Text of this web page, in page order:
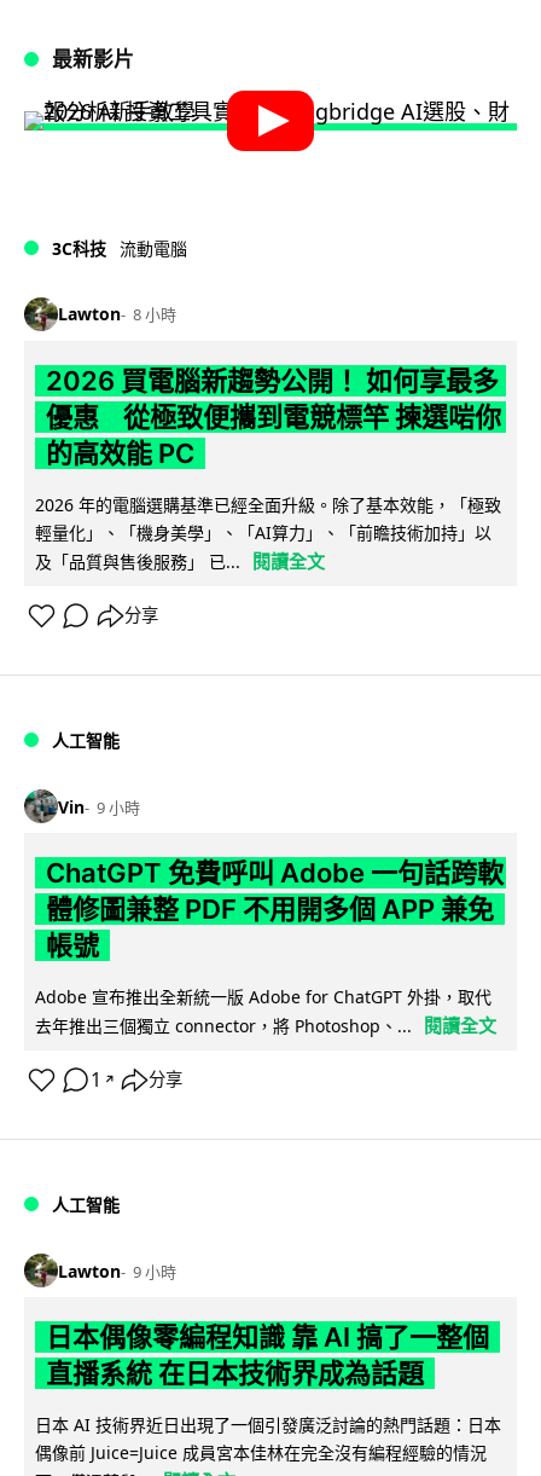
最新影片
3C科技 流動電腦
Lawton 8 小時
2026 買電腦新趨勢公開！ 如何享最多
優惠 從極致便攜到電競標竿 揀選啱你
的高效能 PC
2026 年的電腦選購基準已經全面升級。除了基本效能，「極致
輕量化」、「機身美學」、「AI算力」、「前瞻技術加持」以
及「品質與售後服務」 已...
閱讀全文
分享
人工智能
Vin 9 小時
ChatGPT 免費呼叫 Adobe 一句話跨軟
體修圖兼整 PDF 不用開多個 APP 兼免
帳號
Adobe 宣布推出全新統一版 Adobe for ChatGPT 外掛，取代
去年推出三個獨立 connector，將 Photoshop、...
閱讀全文
1 ↗ 分享
人工智能
Lawton 9 小時
日本偶像零編程知識 靠 AI 搞了一整個
直播系統 在日本技術界成為話題
日本 AI 技術界近日出現了一個引發廣泛討論的熱門話題：日本
偶像前 Juice=Juice 成員宮本佳林在完全沒有編程經驗的情況